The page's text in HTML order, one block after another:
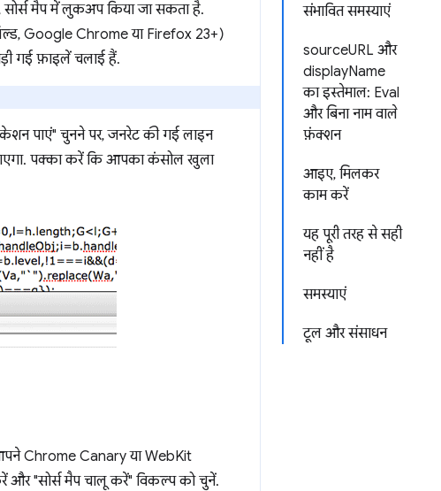
संभावित समस्याएं
sourceURL और
displayName
का इस्तेमाल: Eval
और बिना नाम वाले
फ़ंक्शन
आइए, मिलकर
काम करें
यह पूरी तरह से सही
नहीं है
समस्याएं
टूल और संसाधन
सोर्स मैप में लुकअप किया जा सकता है.
Google Chrome या Firefox 23+)
गई फ़ाइलें चलाई हैं.
पाएं" चुनने पर, जनरेट की गई लाइन
पक्का करें कि आपका कंसोल खुला
Chrome Canary या WebKit
और "सोर्स मैप चालू करें" विकल्प को चुनें.